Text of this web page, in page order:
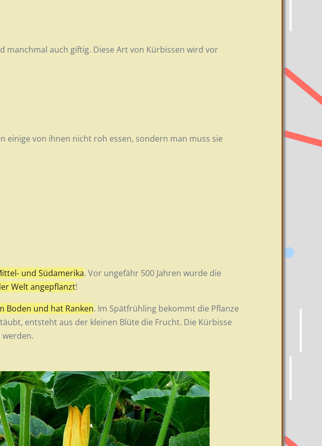
manchmal auch giftig. Diese Art von Kürbissen wird vor
einige von ihnen nicht roh essen, sondern man muss sie
und Südamerika. Vor ungefähr 500 Jahren wurde die
Welt angepflanzt!
Boden und hat Ranken. Im Spätfrühling bekommt die Pflanze
entsteht aus der kleinen Blüte die Frucht. Die Kürbisse